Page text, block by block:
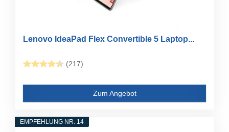
Lenovo IdeaPad Flex Convertible 5 Laptop...
(217)
Zum Angebot
EMPFEHLUNG NR. 14